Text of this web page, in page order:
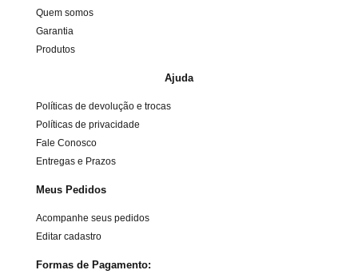
Quem somos
Garantia
Produtos
Ajuda
Políticas de devolução e trocas
Políticas de privacidade
Fale Conosco
Entregas e Prazos
Meus Pedidos
Acompanhe seus pedidos
Editar cadastro
Formas de Pagamento: